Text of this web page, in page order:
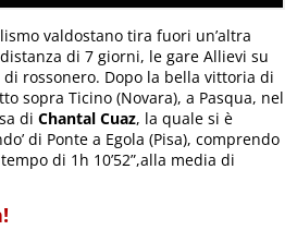
valdostano tira fuori un’altra
di 7 giorni, le gare Allievi su
rossonero. Dopo la bella vittoria di
sopra Ticino (Novara), a Pasqua, nel
diChantal Cuaz, la quale si è
di Ponte a Egola (Pisa), comprendo
di 1h 10’52”,alla media di